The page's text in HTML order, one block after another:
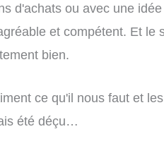
d'achats ou avec une
et compétent. Et le
bien.
ce qu'il nous faut et
été déçu…